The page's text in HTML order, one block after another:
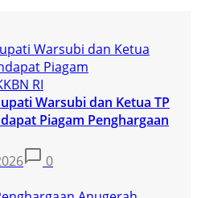
Warsubi dan Ketua TP
Piagam Penghargaan
0